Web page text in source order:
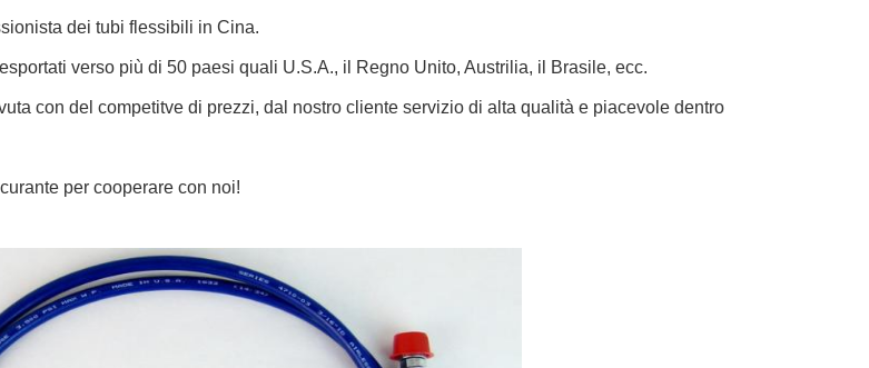
dei tubi flessibili in Cina.
esportati verso più di 50 paesi quali U.S.A., il Regno Unito, Austrilia, il Brasile, ecc.
con del competitve di prezzi, dal nostro cliente servizio di alta qualità e piacevole dentro
per cooperare con noi!